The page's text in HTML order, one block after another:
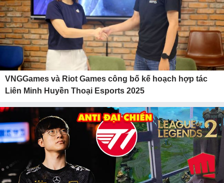
VNGGames và Riot Games công bố kế hoạch hợp tác
Liên Minh Huyền Thoại Esports 2025